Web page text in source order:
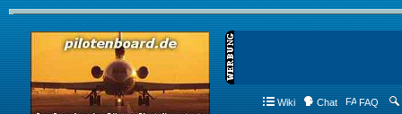
Wiki Chat FAQ